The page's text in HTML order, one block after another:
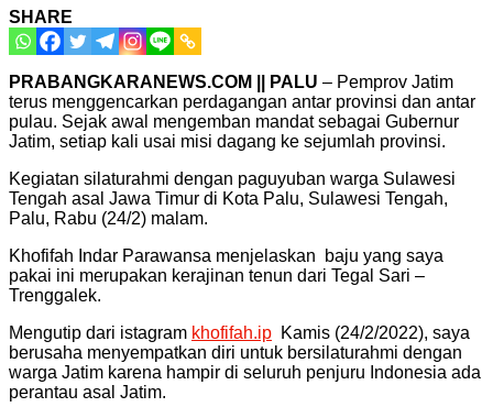
SHARE
PRABANGKARANEWS.COM || PALU – Pemprov Jatim
terus menggencarkan perdagangan antar provinsi dan antar
pulau. Sejak awal mengemban mandat sebagai Gubernur
Jatim, setiap kali usai misi dagang ke sejumlah provinsi.
Kegiatan silaturahmi dengan paguyuban warga Sulawesi
Tengah asal Jawa Timur di Kota Palu, Sulawesi Tengah,
Palu, Rabu (24/2) malam.
Khofifah Indar Parawansa menjelaskan baju yang saya
pakai ini merupakan kerajinan tenun dari Tegal Sari –
Trenggalek.
Mengutip dari istagram khofifah.ip Kamis (24/2/2022), saya
berusaha menyempatkan diri untuk bersilaturahmi dengan
warga Jatim karena hampir di seluruh penjuru Indonesia ada
perantau asal Jatim.